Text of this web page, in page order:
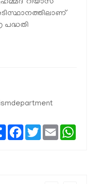
റിയാസ്
ShareFacebook
TwitterEmail